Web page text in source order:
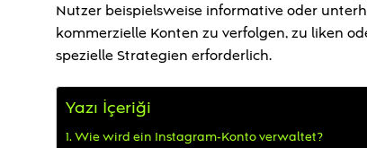
Nutzer beispielsweise informative oder
kommerzielle Konten zu verfolgen, zu liken
spezielle Strategien erforderlich.
Yazı İçeriği
Wie wird ein Instagram-Konto verwaltet?